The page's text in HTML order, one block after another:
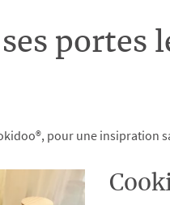
portes
pour une insipration